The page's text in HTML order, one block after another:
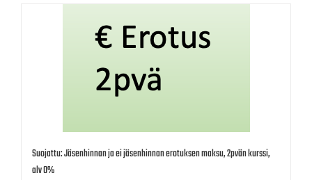
Suojattu: Jäsenhinnan ja ei jäsenhinnan erotuksen maksu, 2pvän kurssi,
alv 0%